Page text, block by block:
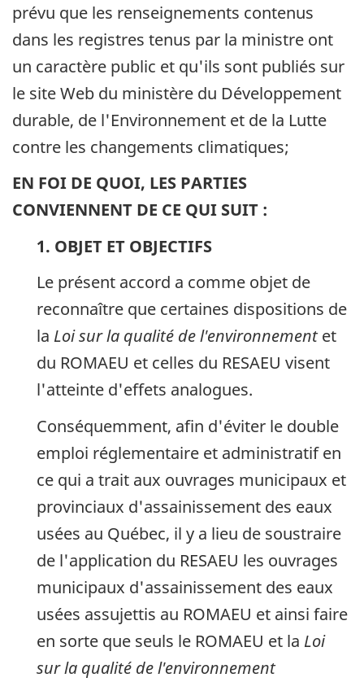
prévu que les renseignements contenus
dans les registres tenus par la ministre ont
un caractère public et qu'ils sont publiés sur
le site Web du ministère du Développement
durable, de l'Environnement et de la Lutte
contre les changements climatiques;
EN FOI DE QUOI, LES PARTIES
CONVIENNENT DE CE QUI SUIT :
1. OBJET ET OBJECTIFS
Le présent accord a comme objet de
reconnaître que certaines dispositions de
la Loi sur la qualité de l'environnementet
du ROMAEU et celles du RESAEU visent
l'atteinte d'effets analogues.
Conséquemment, afin d'éviter le double
emploi réglementaire et administratif en
ce qui a trait aux ouvrages municipaux et
provinciaux d'assainissement des eaux
usées au Québec, il y a lieu de soustraire
de l'application du RESAEU les ouvrages
municipaux d'assainissement des eaux
usées assujettis au ROMAEU et ainsi faire
en sorte que seuls le ROMAEU et la Loi
sur la qualité de l'environnement